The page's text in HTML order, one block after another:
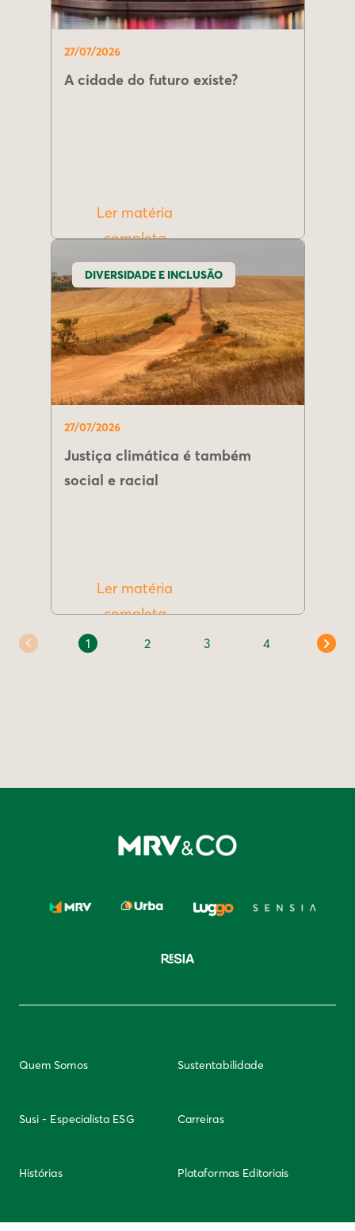
27/07/2026
A cidade do futuro existe?
Ler matéria
completa
DIVERSIDADE E INCLUSÃO
27/07/2026
Justiça climática é também
social e racial
Ler matéria
completa
1 2 3 4
Quem Somos Sustentabilidade
Susi - Especialista ESG Carreiras
Histórias Plataformas Editoriais
Newsletter Integridade